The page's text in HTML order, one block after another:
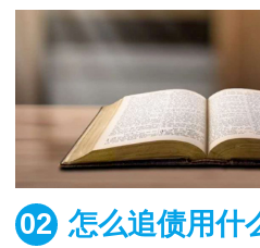
02 怎么追债用什